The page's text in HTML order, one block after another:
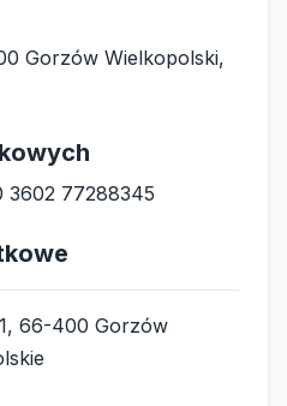
Gorzów Wielkopolski,
3602 77288345
66-400 Gorzów